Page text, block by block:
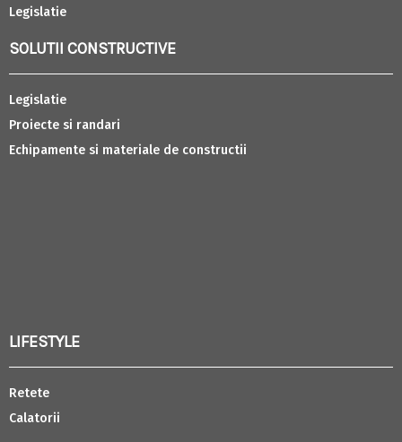
Legislatie
SOLUTII CONSTRUCTIVE
Legislatie
Proiecte si randari
Echipamente si materiale de constructii
LIFESTYLE
Retete
Calatorii